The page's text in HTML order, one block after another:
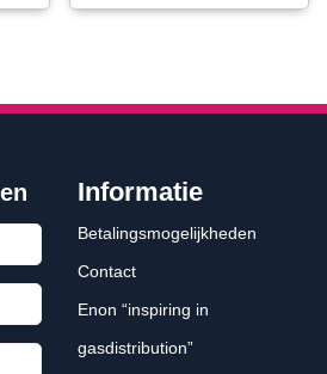
Informatie
Betalingsmogelijkheden
Contact
Enon “inspiring in
gasdistribution”